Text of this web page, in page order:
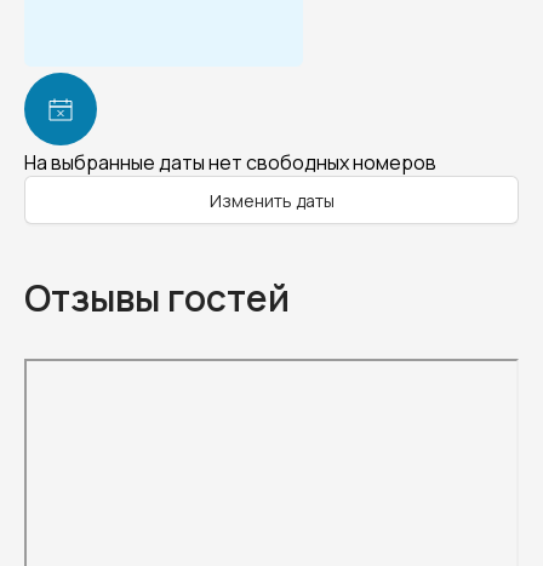
На выбранные даты нет свободных номеров
Изменить даты
Отзывы гостей